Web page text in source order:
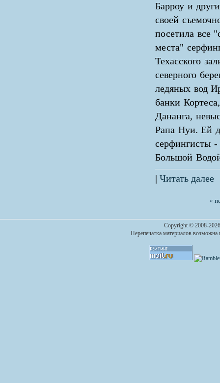
Барроу и
своей
посетила все
места"
Техасского
северного
ледяных вод
банки
Дананга,
Рапа Нуи. Ей
серфингисты
Большой
|Читать далее
«
Copyright © 2008-
Перепечатка материалов возможна